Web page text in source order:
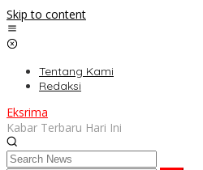
Skip to content
Tentang Kami
Redaksi
Eksrima
Kabar Terbaru Hari Ini